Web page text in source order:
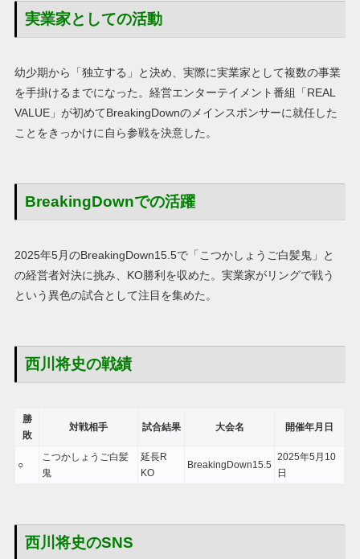
実業家としての活動
幼少期から「独立する」と決め、実際に実業家として複数の事業
を手掛けるまでになった。経営エンターテイメント番組「REAL
VALUE」が初めてBreakingDownのメインスポンサーに就任した
ことをきっかけに自ら参戦を決意した。
BreakingDownでの活躍
2025年5月のBreakingDown15.5で「こつかしょうご白髪鬼」と
の経営者対決に挑み、KO勝利を収めた。実業家がリングで戦う
という異色の試合として注目を集めた。
西川将史の戦績
勝
敗
対戦相手 試合結果 大会名 開催年月日
○
こつかしょうご白髪
鬼
延長R
KO
BreakingDown15.5
2025年5月10
日
西川将史のSNS